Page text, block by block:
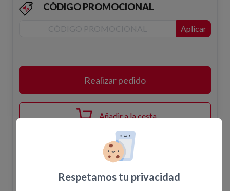
CÓDIGO PROMOCIONAL
Aplicar
Realizar pedido
Añadir a la cesta
Respetamos tu privacidad